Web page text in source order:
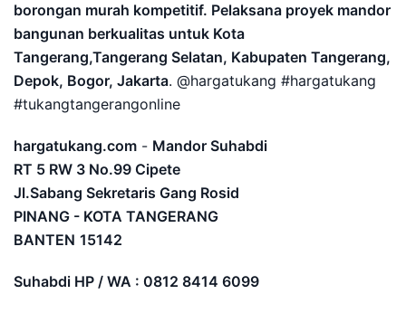
borongan murah kompetitif. Pelaksana proyek mandor
bangunan berkualitas untuk Kota
Tangerang,Tangerang Selatan, Kabupaten Tangerang,
Depok, Bogor, Jakarta. @hargatukang #hargatukang
#tukangtangerangonline
hargatukang.com - Mandor Suhabdi
RT 5 RW 3 No.99 Cipete
Jl.Sabang Sekretaris Gang Rosid
PINANG - KOTA TANGERANG
BANTEN 15142
Suhabdi HP / WA : 0812 8414 6099